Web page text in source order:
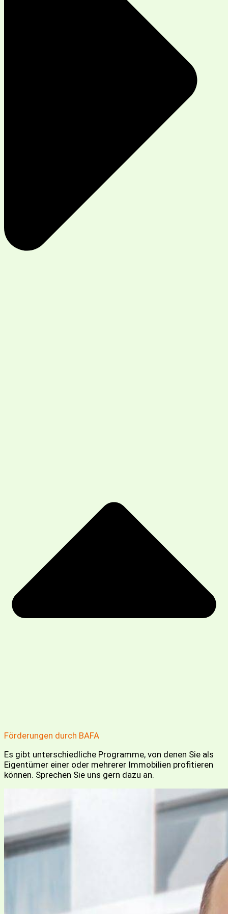
Förderungen durch BAFA
Es gibt unterschiedliche Programme, von denen Sie als
Eigentümer einer oder mehrerer Immobilien profitieren
können. Sprechen Sie uns gern dazu an.